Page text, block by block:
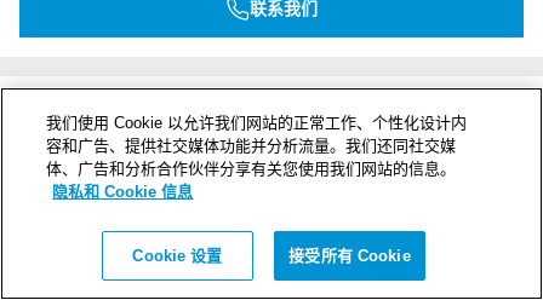
联系我们
我们使用 Cookie 以允许我们网站的正常工作、个性化设计内
容和广告、提供社交媒体功能并分析流量。我们还同社交媒
体、广告和分析合作伙伴分享有关您使用我们网站的信息。
隐私和 Cookie 信息
Cookie 设置 接受所有 Cookie